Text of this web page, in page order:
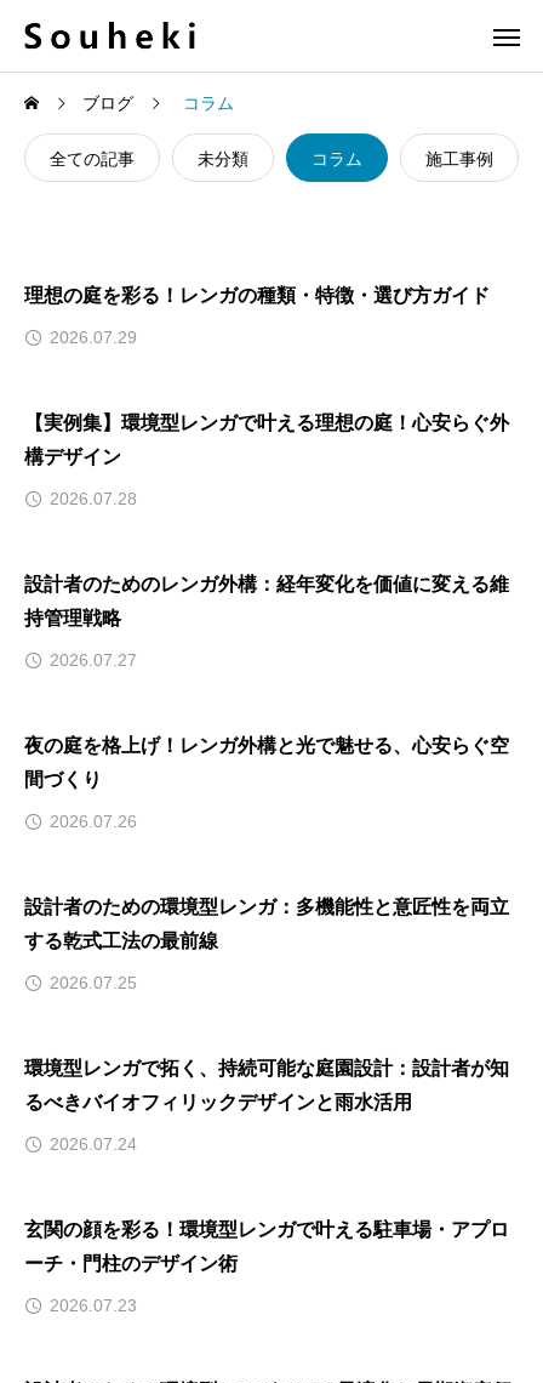
ブログ コラム
全ての記事 未分類 コラム 施工事例
理想の庭を彩る！レンガの種類・特徴・選び方ガイド
2026.07.29
【実例集】環境型レンガで叶える理想の庭！心安らぐ外
構デザイン
2026.07.28
設計者のためのレンガ外構：経年変化を価値に変える維
持管理戦略
2026.07.27
夜の庭を格上げ！レンガ外構と光で魅せる、心安らぐ空
間づくり
2026.07.26
設計者のための環境型レンガ：多機能性と意匠性を両立
する乾式工法の最前線
2026.07.25
環境型レンガで拓く、持続可能な庭園設計：設計者が知
るべきバイオフィリックデザインと雨水活用
2026.07.24
玄関の顔を彩る！環境型レンガで叶える駐車場・アプロ
ーチ・門柱のデザイン術
2026.07.23